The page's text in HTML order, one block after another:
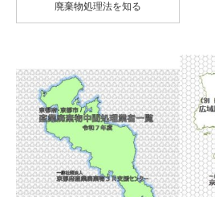
廃棄物処理法を知る